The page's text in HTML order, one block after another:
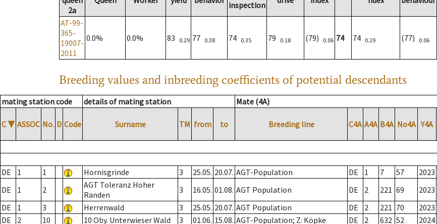
2a
inspection
AT-99-
365-
19007-
2011
0.0% 0.0% 83 0.29 77 0.38 74 0.35 79 0.18 (79) 0.06 74 74 0.29 (77) 0.06
Breeding values and inbreeding coefficients of potential descendants
mating station code details of mating station Mate (4A)
C ▼ ASSOC No. D Code Surname TM from to Breeding line C4A A4A B4A No4A Y4A
DE
1 1 Hornisgrinde 3 25.05. 20.07. AGT-Population DE 1 7 57 2023
DE
1 2
AGT Toleranz Hoher
Randen
3 16.05. 01.08. AGT Population DE 2 221 69 2023
DE
1 3 Herrenwald 3 25.05. 20.07. AGT Population DE 2 221 70 2023
DE
2 10 10 Oby. Unterwieser Wald 3 01.06. 15.08. AGT-Population; Z: Köpke DE 2 632 52 2024